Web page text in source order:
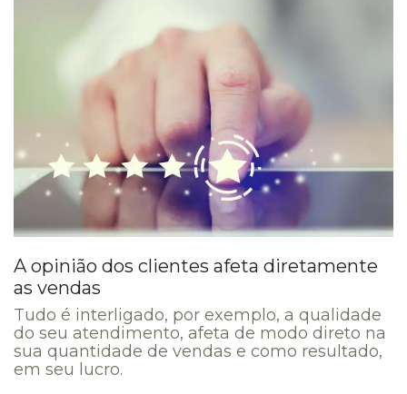
A opinião dos clientes afeta diretamente
as vendas
Tudo é interligado, por exemplo, a qualidade
do seu atendimento, afeta de modo direto na
sua quantidade de vendas e como resultado,
em seu lucro.